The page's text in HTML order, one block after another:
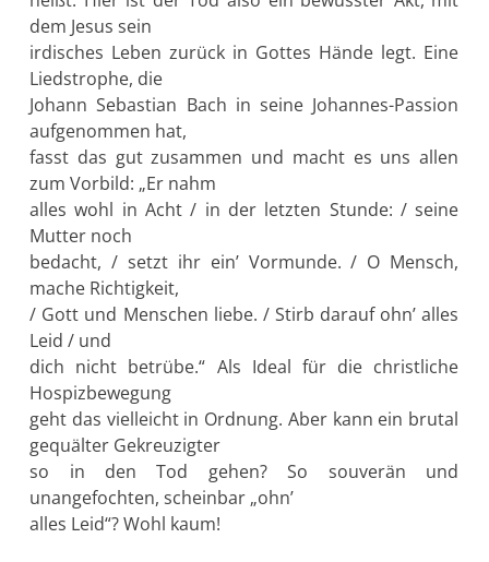
dem Jesus sein
irdisches Leben zurück in Gottes Hände legt. Eine
Liedstrophe, die
Johann Sebastian Bach in seine Johannes-Passion
aufgenommen hat,
fasst das gut zusammen und macht es uns allen
zum Vorbild: „Er nahm
alles wohl in Acht / in der letzten Stunde: / seine
Mutter noch
bedacht, / setzt ihr ein’ Vormunde. / O Mensch,
mache Richtigkeit,
/ Gott und Menschen liebe. / Stirb darauf ohn’ alles
Leid / und
dich nicht betrübe.“ Als Ideal für die christliche
Hospizbewegung
geht das vielleicht in Ordnung. Aber kann ein brutal
gequälter Gekreuzigter
so in den Tod gehen? So souverän und
unangefochten, scheinbar „ohn’
alles Leid“? Wohl kaum!